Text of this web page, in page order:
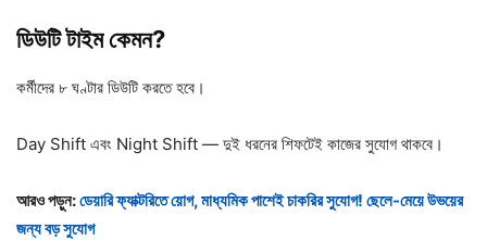
ডিউটিটাইমকেমন?
কর্মীদের ৮ ঘণ্টার ডিউটি করতে হবে।
Day Shift এবং Night Shift — দুই ধরনের শিফটেই কাজের সুযোগ থাকবে।
আরও পড়ুন:ডেয়ারি ফ্যাক্টরিতে য়োগ, মাধ্যমিক পাশেই চাকরির সুযোগ! ছেলে-মেয়ে উভয়ের
জন্য বড় সুযোগ